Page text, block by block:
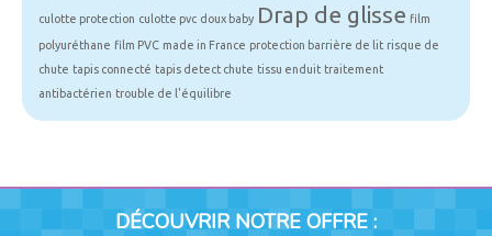
culotte protection culotte pvc doux baby Drap de glisse film
polyuréthane film PVC made in France protection barrière de lit risque de
chute tapis connecté tapis detect chute tissu enduit traitement
antibactérien trouble de l'équilibre
DÉCOUVRIR NOTRE OFFRE :